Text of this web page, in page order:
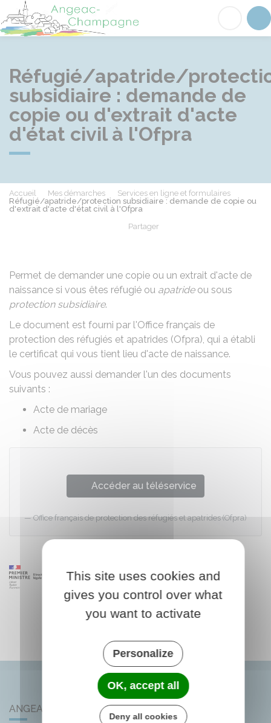
Angeac-Champagne
Réfugié/apatride/
subsidiaire : demande de
copie ou d'extrait d'acte
d'état civil à l'Ofpra
Accueil Mes démarches
Services en ligne et formulaires
Réfugié/apatride/protection subsidiaire : demande de copie ou
d'extrait d'acte d'état civil à l'Ofpra
Partager
Permet de demander une copie ou un extrait d'acte de
naissance si vous êtes réfugié ou apatrideou sous
protection subsidiaire.
Le document est fourni par l'Office français de
protection des réfugiés et apatrides (Ofpra), qui a établi
le certificat qui vous tient lieu d'acte de naissance.
Vous pouvez aussi demander l'un des documents
suivants :
Acte de mariage
Acte de décès
Accéder au téléservice
Office français de protection des réfugiés et apatrides (Ofpra)
ANGEAC-CHAMPAGNE
This site uses cookies and
gives you control over what
you want to activate
Personalize
OK, accept all
Deny all cookies